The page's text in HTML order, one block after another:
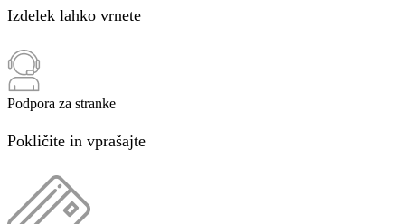
Izdelek lahko vrnete
Podpora za stranke
Pokličite in vprašajte